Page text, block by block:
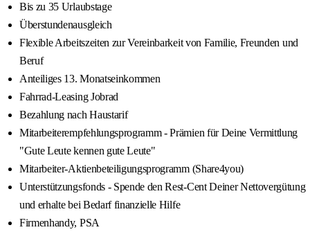
Bis zu 35 Urlaubstage
Überstundenausgleich
Flexible Arbeitszeiten zur Vereinbarkeit von Familie, Freunden und
Beruf
Anteiliges 13. Monatseinkommen
Fahrrad-Leasing Jobrad
Bezahlung nach Haustarif
Mitarbeiterempfehlungsprogramm - Prämien für Deine Vermittlung
"Gute Leute kennen gute Leute"
Mitarbeiter-Aktienbeteiligungsprogramm (Share4you)
Unterstützungsfonds - Spende den Rest-Cent Deiner Nettovergütung
und erhalte bei Bedarf finanzielle Hilfe
Firmenhandy, PSA